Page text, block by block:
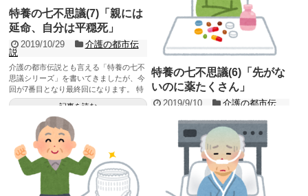
特養の七不思議(7)「親には
延命、自分は平穏死」
2019/10/29
介護の都市伝
説
介護の都市伝説とも言える「特養の七不
思議シリーズ」を書いてきましたが、今
回が7番目となり最終回になります。 特
養の七不思議の7...
記事を読む
特養の七不思議(6)「先がな
いのに薬たくさん」
2019/9/10
介護の都市伝
介護の都市伝説とも言える「特養の七不
思議」について記事を書きたいと思いま
す。 今回は七不思議6つ目の「先がない
のに薬たくさん」...
記事を読む